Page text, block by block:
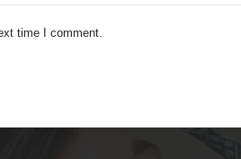
time I comment.